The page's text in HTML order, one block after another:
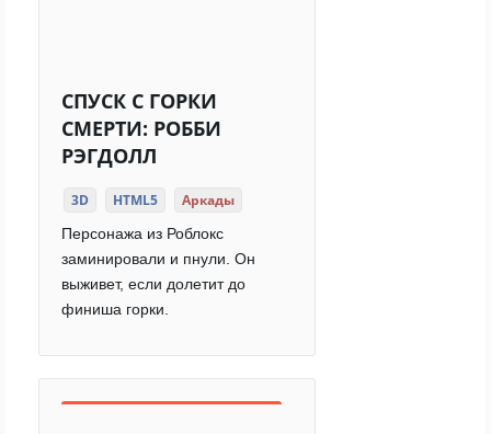
СПУСК С ГОРКИ
СМЕРТИ: РОББИ
РЭГДОЛЛ
3D HTML5 Аркады
Персонажа из Роблокс
заминировали и пнули. Он
выживет, если долетит до
финиша горки.